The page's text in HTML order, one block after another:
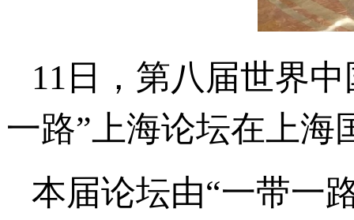
11日，第八届世界
一路”上海论坛在上海
本届论坛由“一带一